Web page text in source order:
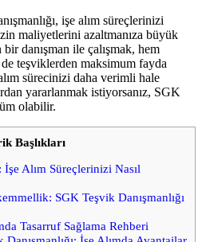
işe alım süreçlerinizi
maliyetlerini azaltmanıza büyük
danışman ile çalışmak, hem
teşviklerden maksimum fayda
sürecinizi daha verimli hale
yararlanmak istiyorsanız, SGK
olabilir.
Başlıkları
İşe Alım Süreçlerinizi Nasıl
SGK Teşvik Danışmanlığı
Tasarruf Sağlama Rehberi